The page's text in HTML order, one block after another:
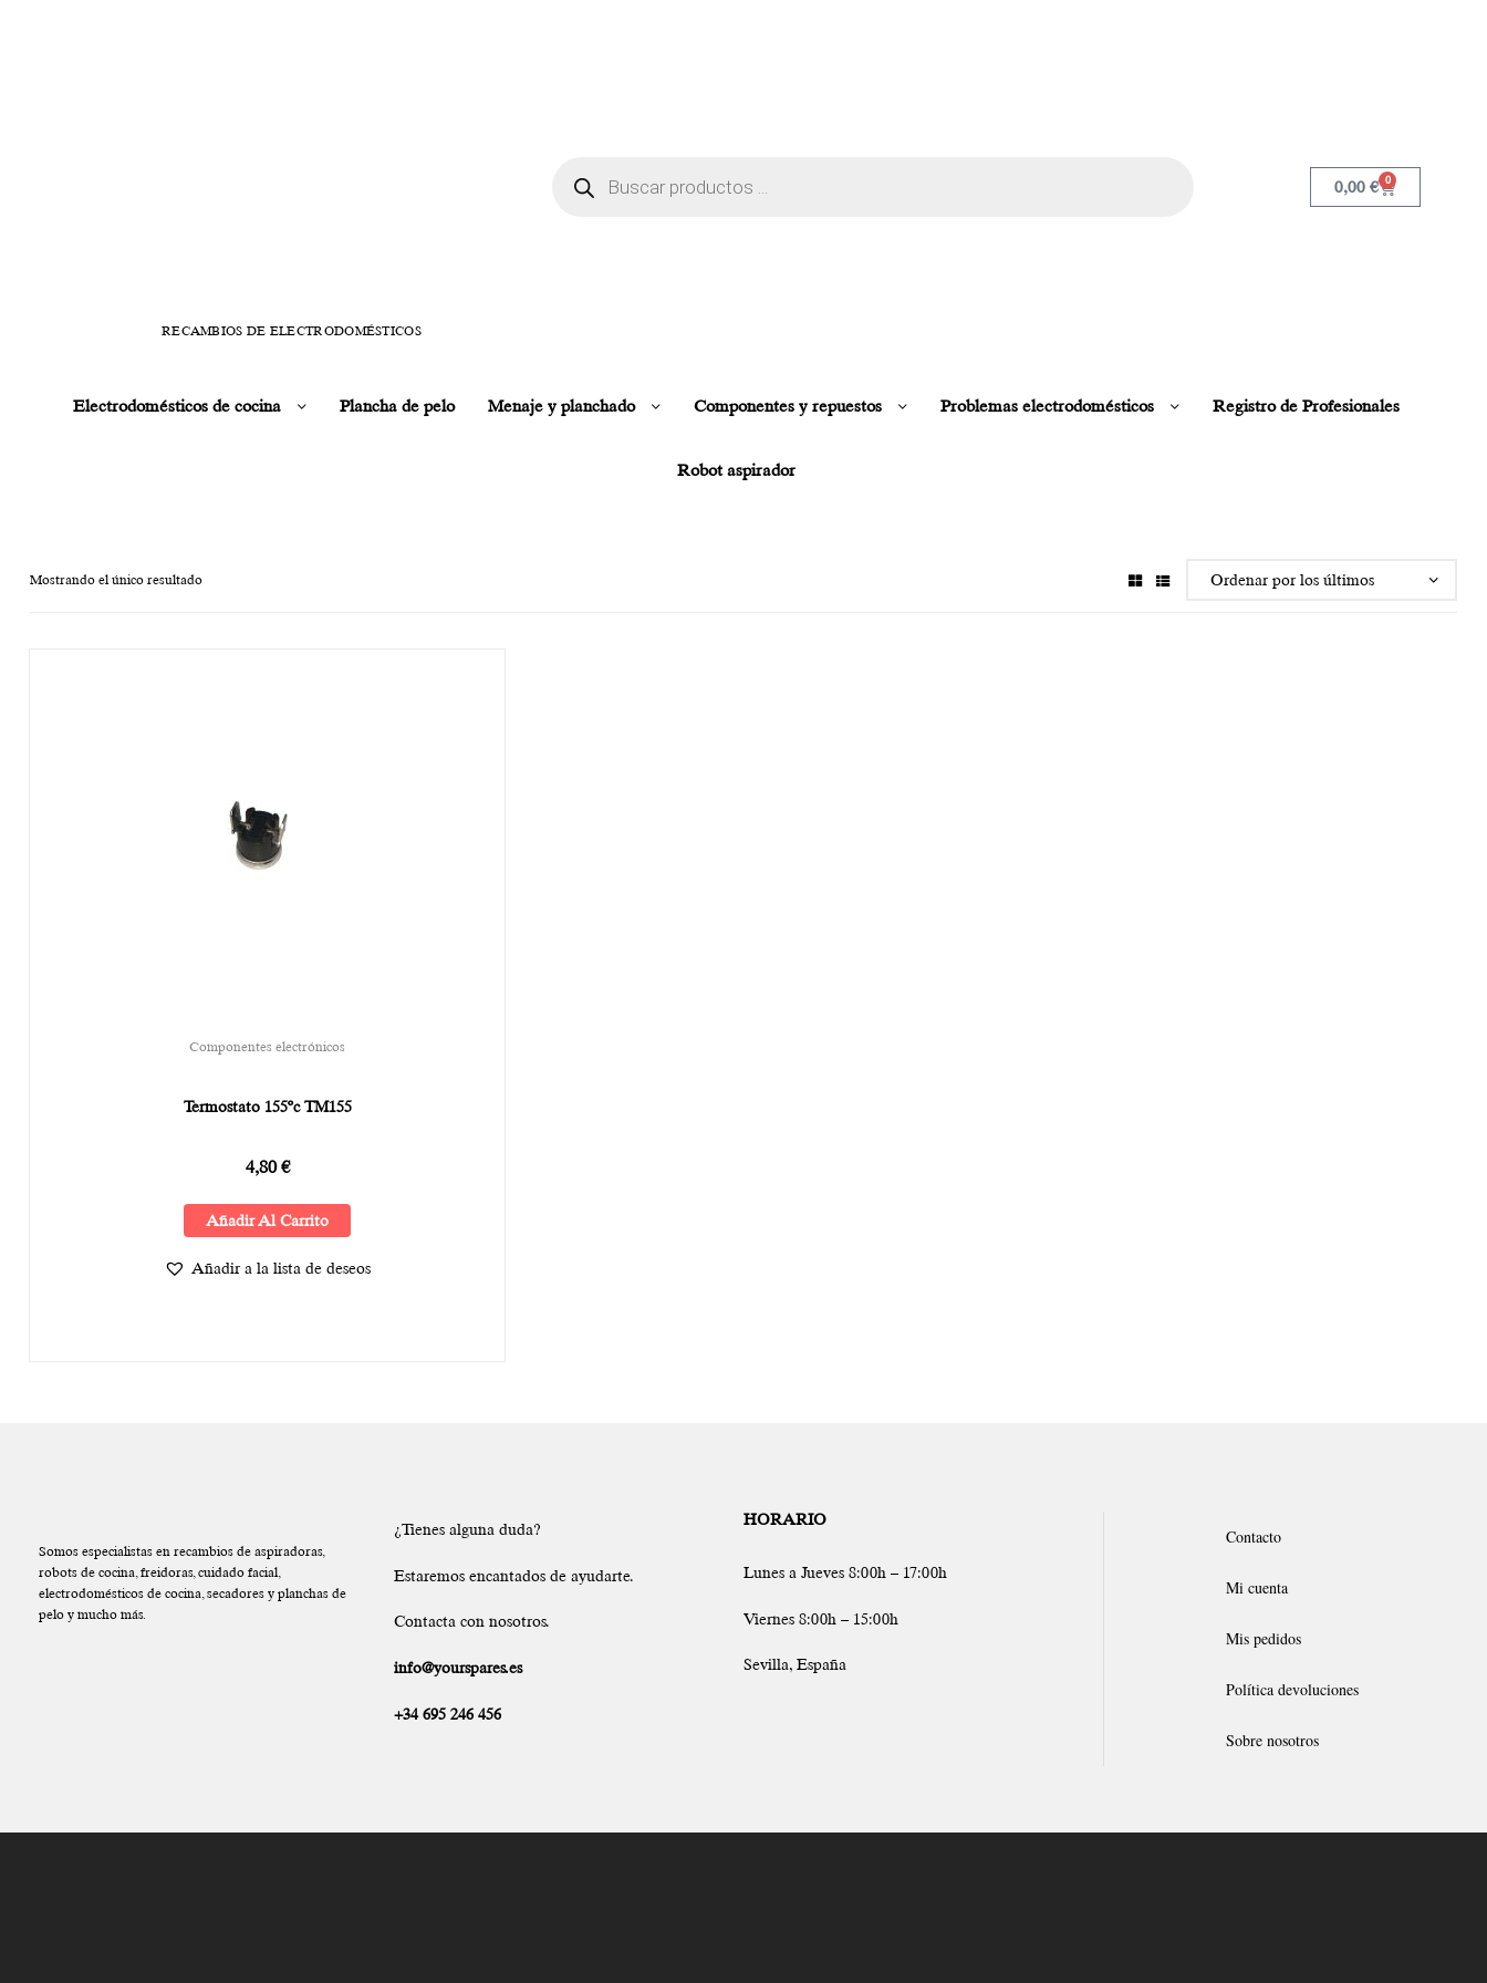
RECAMBIOS DE ELECTRODOMÉSTICOS
0,00€ 0
Electrodomésticos de cocina Plancha de pelo Menaje y planchado Componentes y repuestos Problemas electrodomésticos Registro de Profesionales
Robot aspirador
Mostrando el único resultado
Componentes electrónicos
Termostato 155ºc TM155
4,80€
Añadir Al Carrito
Añadir a la lista de deseos
Somos especialistas en recambios de aspiradoras,
robots de cocina, freidoras, cuidado facial,
electrodomésticos de cocina, secadores y planchas de
pelo y mucho más.
¿Tienes alguna duda?
Estaremos encantados de ayudarte.
Contacta con nosotros.
info@yourspares.es
+34 695 246 456
HORARIO
Lunes a Jueves 8:00h – 17:00h
Viernes 8:00h – 15:00h
Sevilla, España
Contacto
Mi cuenta
Mis pedidos
Política devoluciones
Sobre nosotros